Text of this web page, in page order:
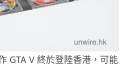
GTA V 終於登陸香港，可能